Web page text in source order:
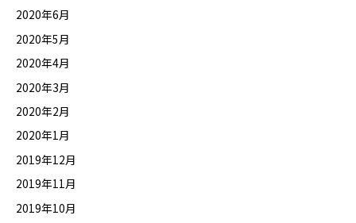
2020年6月
2020年5月
2020年4月
2020年3月
2020年2月
2020年1月
2019年12月
2019年11月
2019年10月